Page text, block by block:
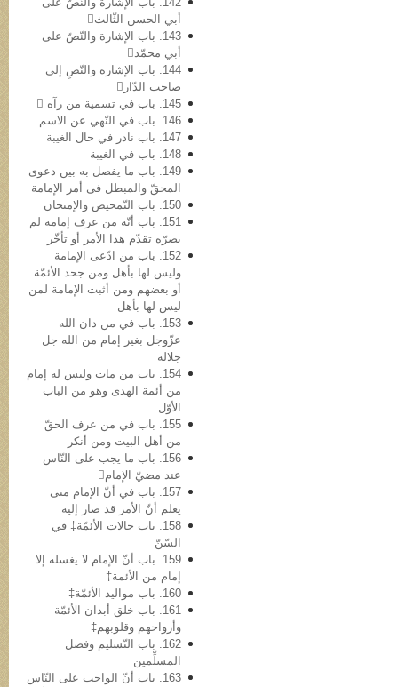
أبي الحسن الثّالث
143. باب الإشارة والنّصّ علی
أبي محمّد
144. باب الإشارة والنّصِ إلی
صاحب الدّار
145. باب في تسمیة من رآه 
146. باب في النّهي عن الاسم
147. باب نادر في حال الغیبة
148. باب في الغیبة
149. باب ما یفصل به بین دعوی
المحقّ والمبطل فی أمر الإمامة
150. باب التّمحیص والإمتحان
151. باب أنّه من عرف إمامه لم
یضرّه تقدّم هذا الأمر أو تأخّر
152. باب من ادّعی الإمامة
ولیس لها بأهل ومن جحد الأئمّة
أو بعضهم ومن أثبت الإمامة لمن
لیس لها بأهل
153. باب في من دان الله
عزّوجل بغیر إمام من الله جل
جلاله
154. باب من مات ولیس له إمام
من أئمة الهدی وهو من الباب
الأوّل
155. باب في من عرف الحقّ
من أهل البیت ومن أنکر
156. باب ما یجب على النّاس
عند مضيّ الإمام
157. باب في أنّ الإمام متی
یعلم أنّ الأمر قد صار إلیه
158. باب حالات الأئمّة‡ في
السّنّ
159. باب أنّ الإمام لا یغسله إلا
إمام من الأئمة‡
160. باب موالید الأئمّة‡
161. باب خلق أبدان الأئمّة
وأرواحهم وقلوبهم‡
162. باب التّسلیم وفضل
المسلِّمین
163. باب أنّ الواجب علی النّاس